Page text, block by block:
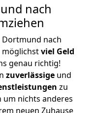
nach
Dortmund nach
möglichstviel Geld
genau richtig!
zuverlässige und
zu
um nichts anderes
neuen Zuhause